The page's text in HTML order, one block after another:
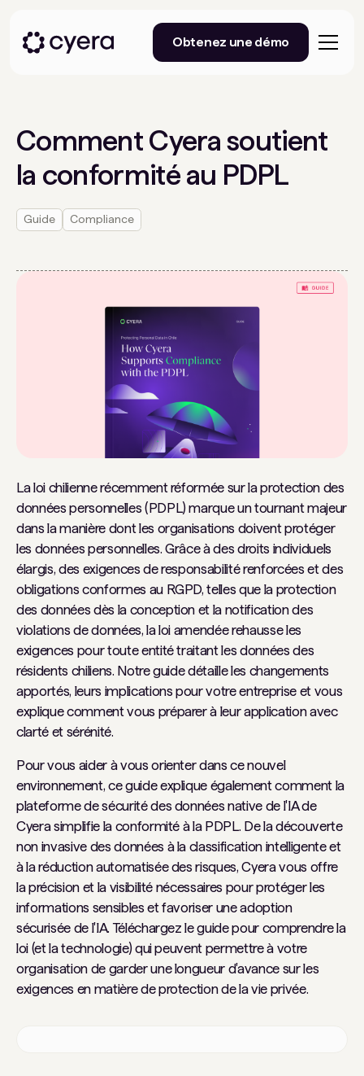
Obtenez une démo
Comment Cyera soutient
la conformité au PDPL
Guide Compliance
La loi chilienne récemment réformée sur la protection des
données personnelles (PDPL) marque un tournant majeur
dans la manière dont les organisations doivent protéger
les données personnelles. Grâce à des droits individuels
élargis, des exigences de responsabilité renforcées et des
obligations conformes au RGPD, telles que la protection
des données dès la conception et la notification des
violations de données, la loi amendée rehausse les
exigences pour toute entité traitant les données des
résidents chiliens. Notre guide détaille les changements
apportés, leurs implications pour votre entreprise et vous
explique comment vous préparer à leur application avec
clarté et sérénité.
Pour vous aider à vous orienter dans ce nouvel
environnement, ce guide explique également comment la
plateforme de sécurité des données native de l'IA de
Cyera simplifie la conformité à la PDPL. De la découverte
non invasive des données à la classification intelligente et
à la réduction automatisée des risques, Cyera vous offre
la précision et la visibilité nécessaires pour protéger les
informations sensibles et favoriser une adoption
sécurisée de l'IA. Téléchargez le guide pour comprendre la
loi (et la technologie) qui peuvent permettre à votre
organisation de garder une longueur d'avance sur les
exigences en matière de protection de la vie privée.